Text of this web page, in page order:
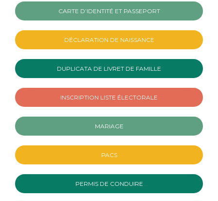
CARTE D’IDENTITÉ ET PASSEPORT
DÉCLARATION DE NAISSANCE
DUPLICATA DE LIVRET DE FAMILLE
INSCRIPTION LISTE ÉLECTORALE
MARIAGE
PACS
PERMIS DE CONDUIRE